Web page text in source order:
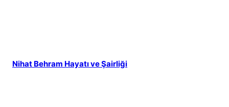
Nihat Behram Hayatı ve Şairliği